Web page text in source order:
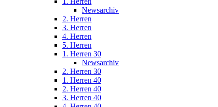
Newsarchiv
2. Herren
3. Herren
4. Herren
5. Herren
1. Herren 30
Newsarchiv
2. Herren 30
1. Herren 40
2. Herren 40
3. Herren 40